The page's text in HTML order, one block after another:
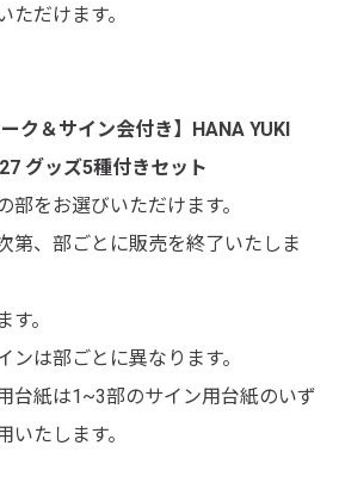
ただけます。
ク＆サイン会付き】HANA YUKI
グッズ5種付きセット
をお選びいただけます。
第、部ごとに販売を終了いたしま
。
は部ごとに異なります。
台紙は1~3部のサイン用台紙のいず
いたします。